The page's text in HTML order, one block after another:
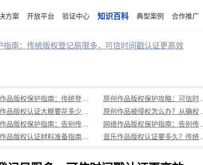
方案 开放平台 验证中心 知识百科 典型案例 合作推广
指南：传统版权登记局限多，可信时间戳认证更高效